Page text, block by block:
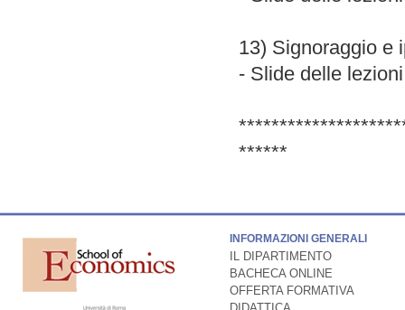
13) Signoraggio e
- Slide delle lezioni
******
INFORMAZIONI GENERALI
IL DIPARTIMENTO
BACHECA ONLINE
OFFERTA FORMATIVA